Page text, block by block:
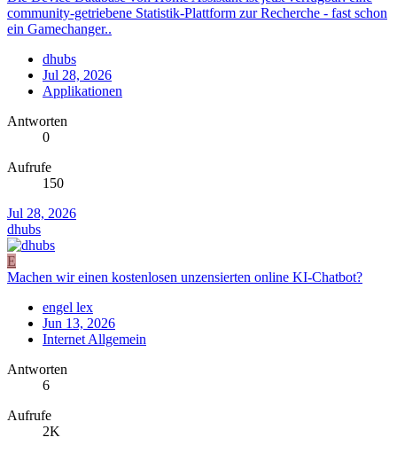
community-getriebene Statistik-Plattform zur Recherche - fast schon
ein Gamechanger..
dhubs
Jul 28, 2026
Applikationen
Antworten
0
Aufrufe
150
Jul 28, 2026
dhubs
E
Machen wir einen kostenlosen unzensierten online KI-Chatbot?
engel lex
Jun 13, 2026
Internet Allgemein
Antworten
6
Aufrufe
2K